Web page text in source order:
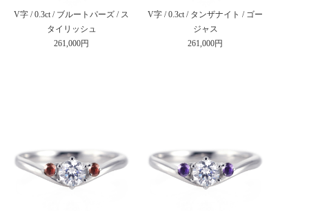
V字 / 0.3ct / ブルートパーズ / ス
タイリッシュ
261,000円
V字 / 0.3ct / タンザナイト / ゴー
ジャス
261,000円